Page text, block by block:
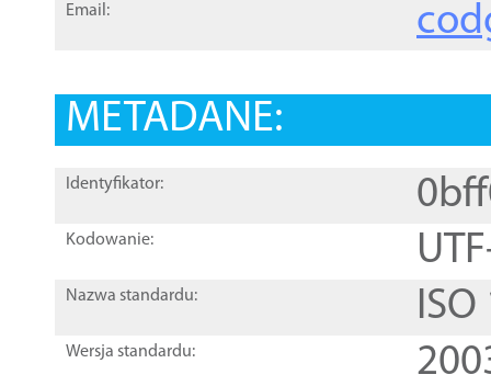
Email:
METADANE:
Identyfikator:
Kodowanie:
Nazwa standardu:
Wersja standardu: